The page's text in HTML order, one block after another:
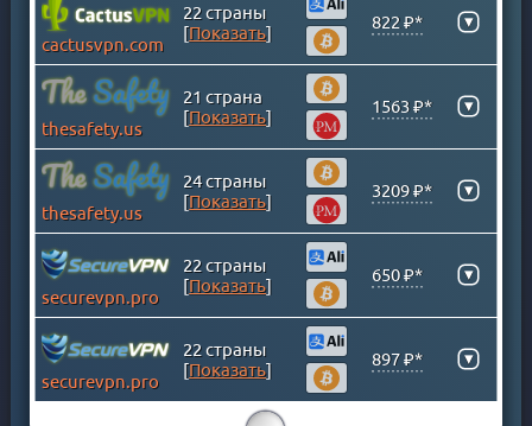
КАЗАХСТАН
КАЙМАНОВЫ ОСТРОВА
КАМБОДЖА
КАНАДА
КАТАР
КЕНИЯ
КИПР
КОЛУМБИЯ
КОСОВО
КОСТА-РИКА
ЛАТВИЯ
cactusvpn.com
22 страны
[Показать]
822 ₽* ▾
thesafety.us
21 страна
[Показать]
1563 ₽* ▾
thesafety.us
24 страны
[Показать]
3209 ₽* ▾
securevpn.pro
22 страны
[Показать]
650 ₽* ▾
securevpn.pro
22 страны
[Показать]
897 ₽* ▾